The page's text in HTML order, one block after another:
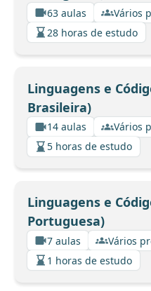
63 aulas
Vários
28 horas de estudo
Linguagens e
Brasileira)
14 aulas
Vários
5 horas de estudo
Linguagens e
Portuguesa)
7 aulas
Vários
1 horas de estudo